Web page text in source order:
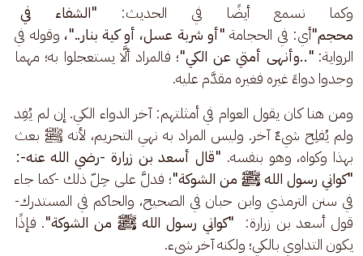
وكما نسمع أيضًا في الحديث: "الشفاء
محجم"أي: في الحجامة "أو شربة عسل، أو كية بنار.."، وقوله في
الرواية: "..وأنهى أمتي عن الكي"؛ فالمراد ألَّا يستعجلوا به؛ مهما
وجدوا دواءً غيره فغيره مقدَّم عليه.
ومن هنا كان يقول العوام في أمثلتهم: آخر الدواء الكي. إن لم يُفِد
ولم يُفلِح شيءٌ آخر. وليس المراد به نهي التحريم، لأنه ﷺ بعث
بهذا وكواه، وهو بنفسه. "قال أسعد بن زرارة -رضي الله عنه-:
"كواني رسول الله ﷺ من الشوكة"؛ فدلَّ على حِلّ ذلك -كما جاء
في سنن الترمذي وابن حبان في الصحيح، والحاكم في المستدرك-
قول أسعد بن زرارة: "كواني رسول الله ﷺ من الشوكة". فإذًا
يكون التداوي بالكي؛ ولكنه آخر شيء.